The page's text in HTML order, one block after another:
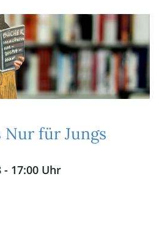
Nur für Jungs
- 17:00 Uhr